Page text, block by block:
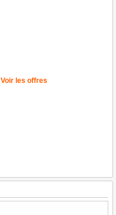
Voir les offres